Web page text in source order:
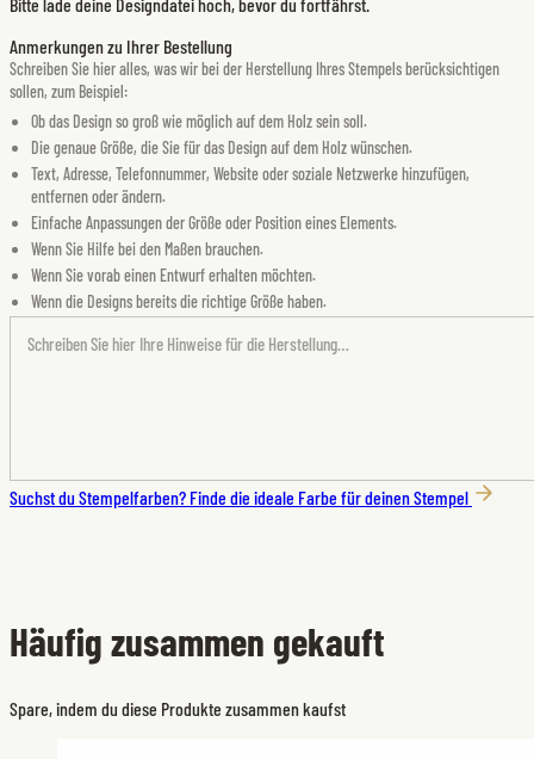
Anmerkungen zu Ihrer Bestellung
Schreiben Sie hier alles, was wir bei der Herstellung Ihres Stempels berücksichtigen
sollen, zum Beispiel:
Ob das Design so groß wie möglich auf dem Holz sein soll.
Die genaue Größe, die Sie für das Design auf dem Holz wünschen.
Text, Adresse, Telefonnummer, Website oder soziale Netzwerke hinzufügen,
entfernen oder ändern.
Einfache Anpassungen der Größe oder Position eines Elements.
Wenn Sie Hilfe bei den Maßen brauchen.
Wenn Sie vorab einen Entwurf erhalten möchten.
Wenn die Designs bereits die richtige Größe haben.
Suchst du Stempelfarben? Finde die ideale Farbe für deinen Stempel
Häufig zusammen gekauft
Spare, indem du diese Produkte zusammen kaufst